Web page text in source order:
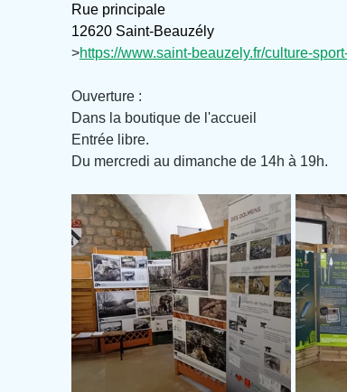
Rue principale
12620 Saint-Beauzély
>https://www.saint-beauzely.fr/culture-
Ouverture :
Dans la boutique de l'accueil
Entrée libre.
Du mercredi au dimanche de 14h à 19h.